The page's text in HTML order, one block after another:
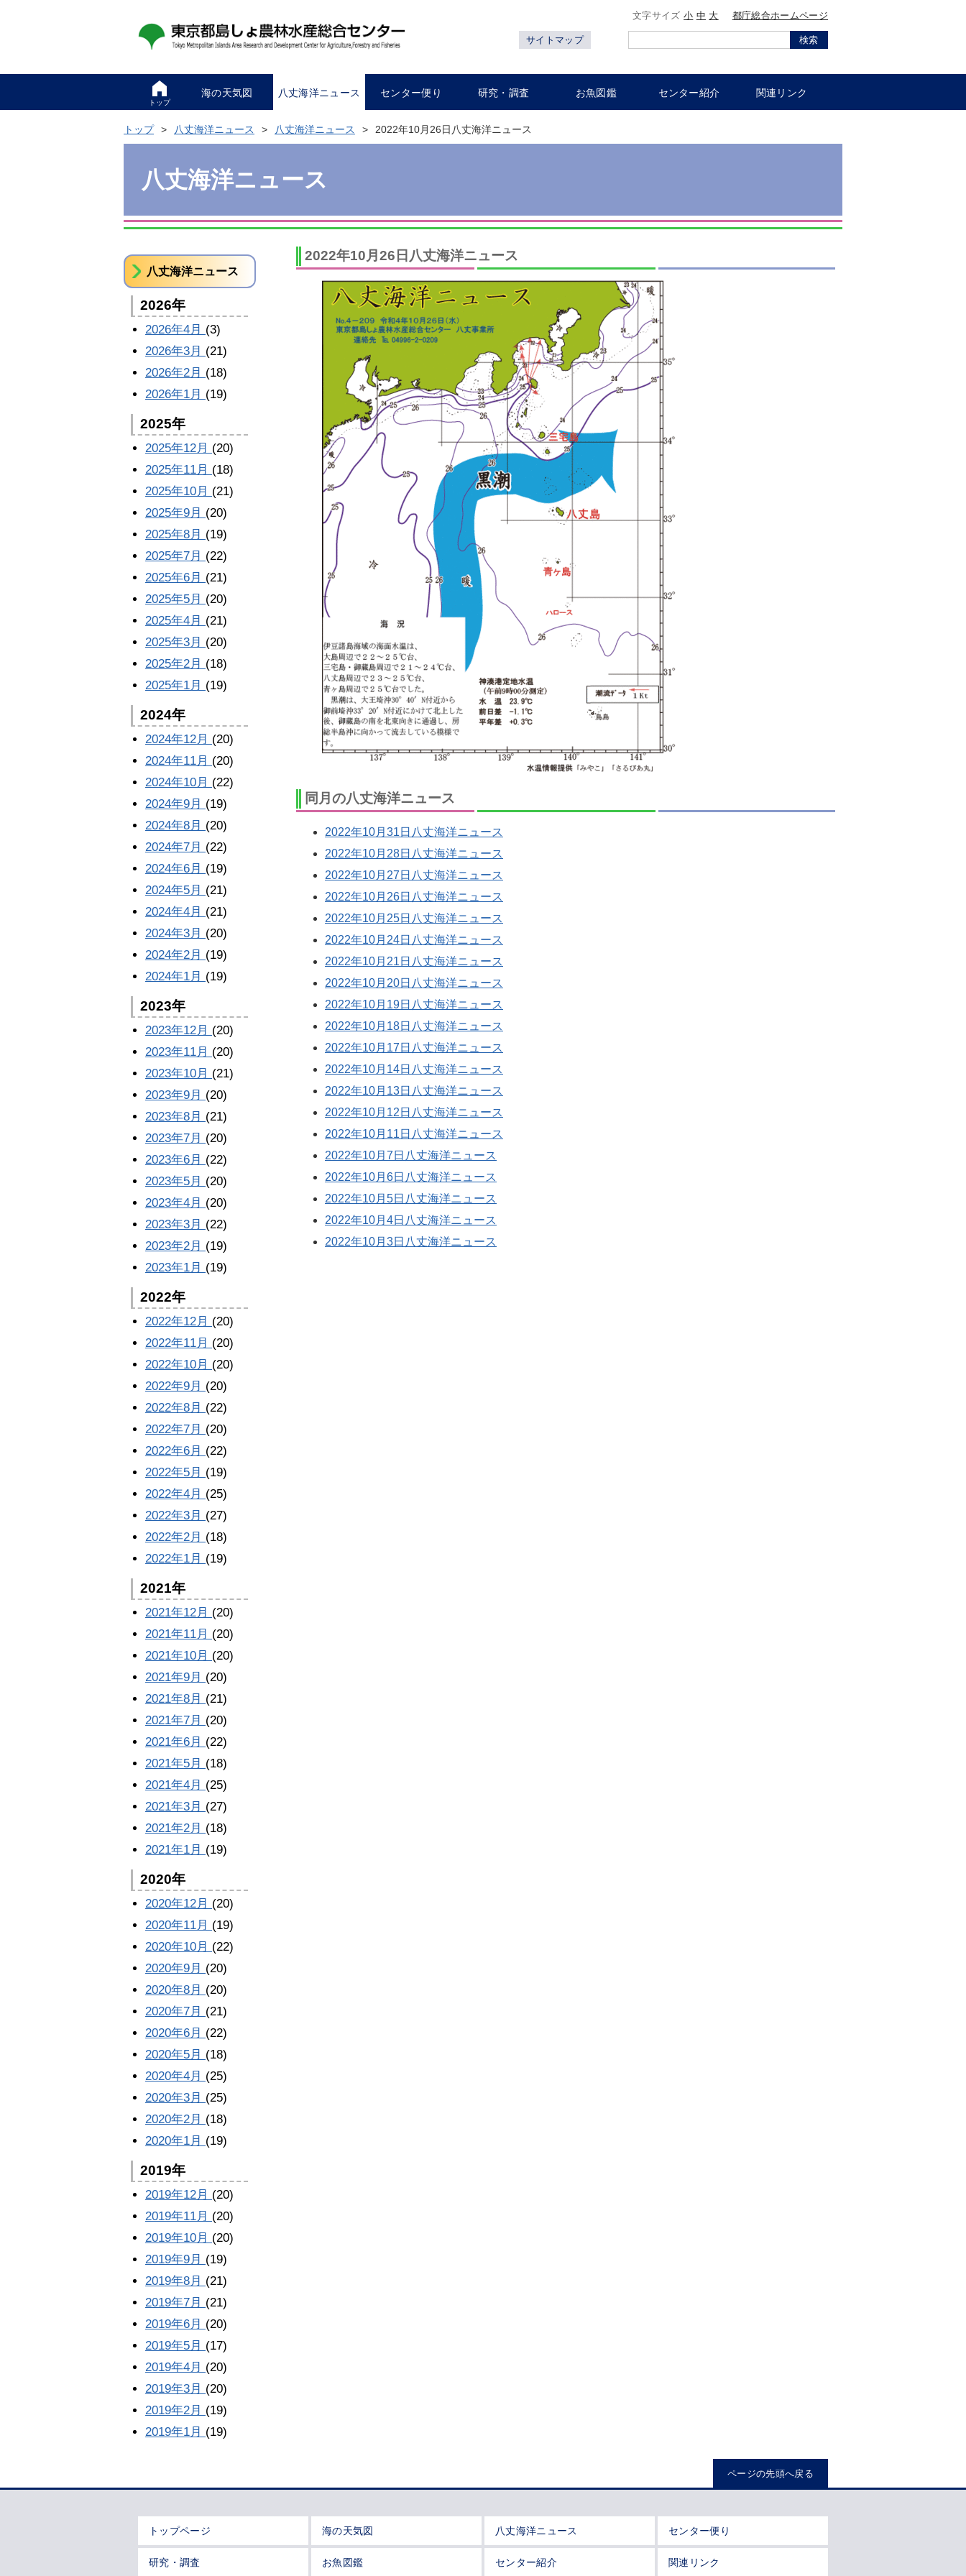
文字サイズ小 中 大 都庁総合ホームページ
サイトマップ 検索
トップ
海の天気図 八丈海洋ニュース センター便り 研究・調査 お魚図鑑 センター紹介 関連リンク
トップ 八丈海洋ニュース 八丈海洋ニュース 2022年10月26日八丈海洋ニュース
八丈海洋ニュース
2022年10月26日八丈海洋ニュース
同月の八丈海洋ニュース
2022年10月31日八丈海洋ニュース
2022年10月28日八丈海洋ニュース
2022年10月27日八丈海洋ニュース
2022年10月26日八丈海洋ニュース
2022年10月25日八丈海洋ニュース
2022年10月24日八丈海洋ニュース
2022年10月21日八丈海洋ニュース
2022年10月20日八丈海洋ニュース
2022年10月19日八丈海洋ニュース
2022年10月18日八丈海洋ニュース
2022年10月17日八丈海洋ニュース
2022年10月14日八丈海洋ニュース
2022年10月13日八丈海洋ニュース
2022年10月12日八丈海洋ニュース
2022年10月11日八丈海洋ニュース
2022年10月7日八丈海洋ニュース
2022年10月6日八丈海洋ニュース
2022年10月5日八丈海洋ニュース
2022年10月4日八丈海洋ニュース
2022年10月3日八丈海洋ニュース
八丈海洋ニュース
2026年
2026年4月 (3)
2026年3月 (21)
2026年2月 (18)
2026年1月 (19)
2025年
2025年12月 (20)
2025年11月 (18)
2025年10月 (21)
2025年9月 (20)
2025年8月 (19)
2025年7月 (22)
2025年6月 (21)
2025年5月 (20)
2025年4月 (21)
2025年3月 (20)
2025年2月 (18)
2025年1月 (19)
2024年
2024年12月 (20)
2024年11月 (20)
2024年10月 (22)
2024年9月 (19)
2024年8月 (20)
2024年7月 (22)
2024年6月 (19)
2024年5月 (21)
2024年4月 (21)
2024年3月 (20)
2024年2月 (19)
2024年1月 (19)
2023年
2023年12月 (20)
2023年11月 (20)
2023年10月 (21)
2023年9月 (20)
2023年8月 (21)
2023年7月 (20)
2023年6月 (22)
2023年5月 (20)
2023年4月 (20)
2023年3月 (22)
2023年2月 (19)
2023年1月 (19)
2022年
2022年12月 (20)
2022年11月 (20)
2022年10月 (20)
2022年9月 (20)
2022年8月 (22)
2022年7月 (20)
2022年6月 (22)
2022年5月 (19)
2022年4月 (25)
2022年3月 (27)
2022年2月 (18)
2022年1月 (19)
2021年
2021年12月 (20)
2021年11月 (20)
2021年10月 (20)
2021年9月 (20)
2021年8月 (21)
2021年7月 (20)
2021年6月 (22)
2021年5月 (18)
2021年4月 (25)
2021年3月 (27)
2021年2月 (18)
2021年1月 (19)
2020年
2020年12月 (20)
2020年11月 (19)
2020年10月 (22)
2020年9月 (20)
2020年8月 (20)
2020年7月 (21)
2020年6月 (22)
2020年5月 (18)
2020年4月 (25)
2020年3月 (25)
2020年2月 (18)
2020年1月 (19)
2019年
2019年12月 (20)
2019年11月 (20)
2019年10月 (20)
2019年9月 (19)
2019年8月 (21)
2019年7月 (21)
2019年6月 (20)
2019年5月 (17)
2019年4月 (20)
2019年3月 (20)
2019年2月 (19)
2019年1月 (19)
ページの先頭へ戻る
トップページ 海の天気図 八丈海洋ニュース センター便り
研究・調査 お魚図鑑 センター紹介 関連リンク